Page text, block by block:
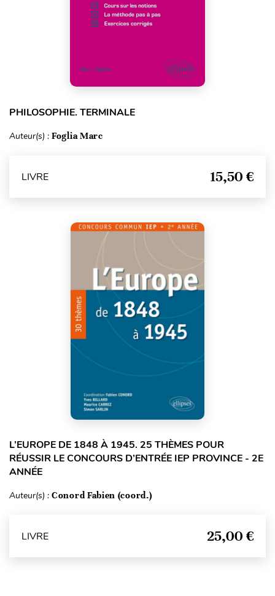
PHILOSOPHIE. TERMINALE
Auteur(s) : Foglia Marc
LIVRE 15,50 €
L’EUROPE DE 1848 À 1945. 25 THÈMES POUR
RÉUSSIR LE CONCOURS D’ENTRÉE IEP PROVINCE - 2E
ANNÉE
Auteur(s) : Conord Fabien (coord.)
LIVRE 25,00 €